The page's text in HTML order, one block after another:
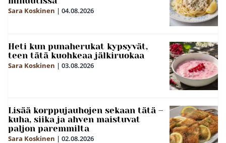
Sara Koskinen | 04.08.2026
Heti kun punaherukat kypsyvät,
teen tätä kuohkeaa jälkiruokaa
Sara Koskinen | 03.08.2026
Lisää korppujauhojen sekaan tätä –
kuha, siika ja ahven maistuvat
paljon paremmilta
Sara Koskinen | 02.08.2026